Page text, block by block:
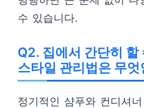
수 있습니다.
Q2. 집에서 간단히 할
스타일 관리법은 무엇
정기적인 샴푸와 컨디셔